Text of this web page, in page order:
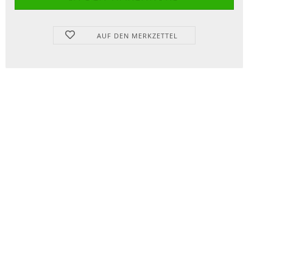
AUF DEN MERKZETTEL